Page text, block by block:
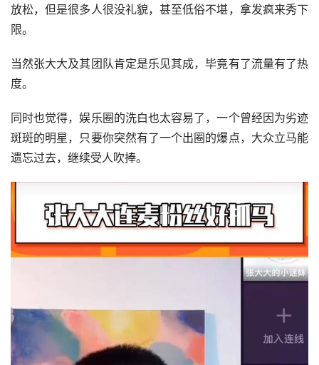
放松，但是很多人很没礼貌，甚至低俗不堪，拿发疯来秀下
限。
当然张大大及其团队肯定是乐见其成，毕竟有了流量有了热
度。
同时也觉得，娱乐圈的洗白也太容易了，一个曾经因为劣迹
斑斑的明星，只要你突然有了一个出圈的爆点，大众立马能
遗忘过去，继续受人吹捧。